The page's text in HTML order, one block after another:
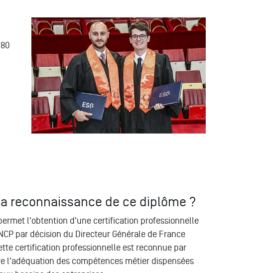
reconnaissance de ce diplôme ?
l'obtention d'une certification professionnelle
par décision du Directeur Générale de France
certification professionnelle est reconnue par
l'adéquation des compétences métier dispensées